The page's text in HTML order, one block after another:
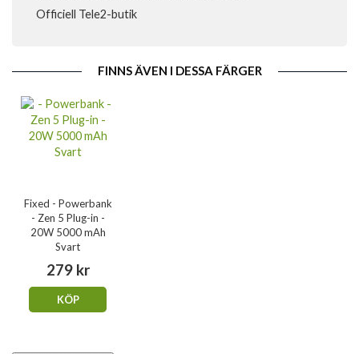
Officiell Tele2-butik
FINNS ÄVEN I DESSA FÄRGER
Fixed - Powerbank
- Zen 5 Plug-in -
20W 5000 mAh
Svart
279 kr
KÖP